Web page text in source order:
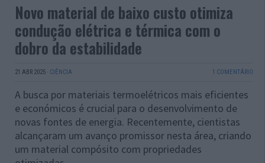
Novo material de baixo custo otimiza
condução elétrica e térmica com o
dobro da estabilidade
21 ABR 2025 · CIÊNCIA 1 COMENTÁRIO
A busca por materiais termoelétricos mais eficientes
e económicos é crucial para o desenvolvimento de
novas fontes de energia. Recentemente, cientistas
alcançaram um avanço promissor nesta área, criando
um material compósito com propriedades